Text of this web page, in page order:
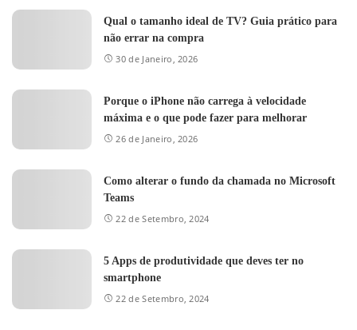
Qual o tamanho ideal de TV? Guia prático para
não errar na compra
30 de Janeiro, 2026
Porque o iPhone não carrega à velocidade
máxima e o que pode fazer para melhorar
26 de Janeiro, 2026
Como alterar o fundo da chamada no Microsoft
Teams
22 de Setembro, 2024
5 Apps de produtividade que deves ter no
smartphone
22 de Setembro, 2024